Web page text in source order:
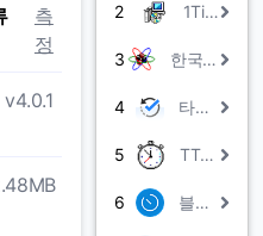
측
정
v4.0.1
2 1Time
3 한국 표준 시간 UTCk
4 타임체크
5 TTclock
6 블루워치